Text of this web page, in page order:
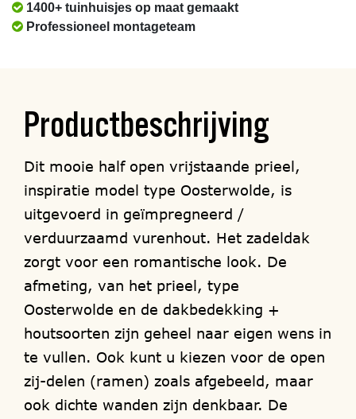
1400+ tuinhuisjes op maat gemaakt
Professioneel montageteam
Productbeschrijving
Dit mooie half open vrijstaande prieel,
inspiratie model type Oosterwolde, is
uitgevoerd in geïmpregneerd /
verduurzaamd vurenhout. Het zadeldak
zorgt voor een romantische look. De
afmeting, van het prieel, type
Oosterwolde en de dakbedekking +
houtsoorten zijn geheel naar eigen wens in
te vullen. Ook kunt u kiezen voor de open
zij-delen (ramen) zoals afgebeeld, maar
ook dichte wanden zijn denkbaar. De